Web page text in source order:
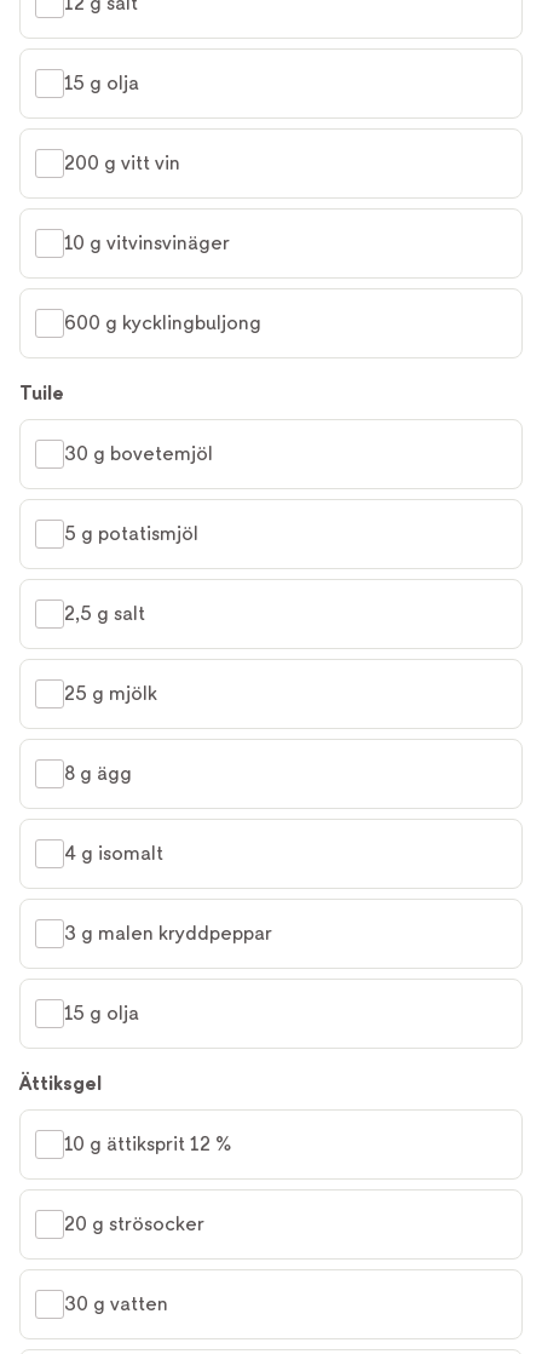
15 g olja
200 g vitt vin
10 g vitvinsvinäger
600 g kycklingbuljong
Tuile
30 g bovetemjöl
5 g potatismjöl
2,5 g salt
25 g mjölk
8 g ägg
4 g isomalt
3 g malen kryddpeppar
15 g olja
Ättiksgel
10 g ättiksprit 12 %
20 g strösocker
30 g vatten